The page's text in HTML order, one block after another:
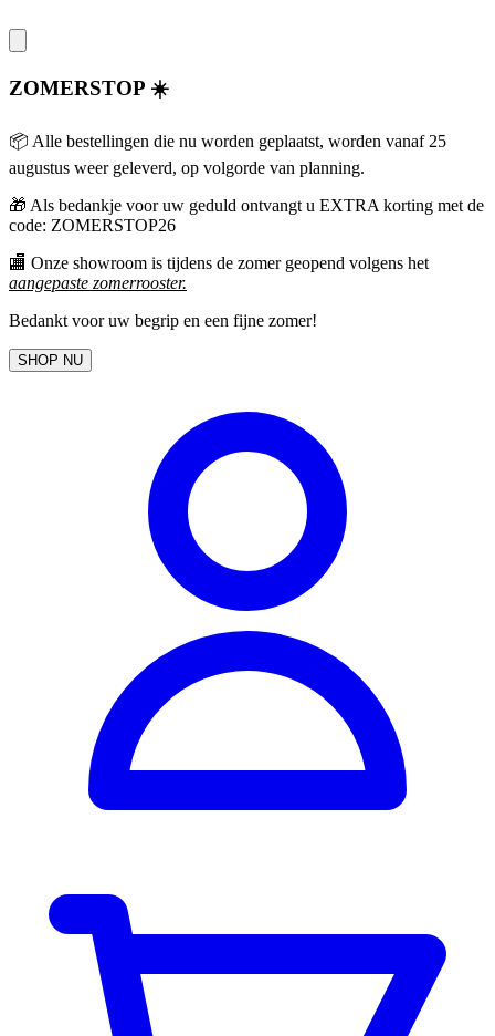
ZOMERSTOP ☀️
📦 Alle bestellingen die nu worden geplaatst, worden vanaf 25
augustus weer geleverd, op volgorde van planning.
🎁 Als bedankje voor uw geduld ontvangt u EXTRA korting met de
code: ZOMERSTOP26
🏬 Onze showroom is tijdens de zomer geopend volgens het
aangepaste zomerrooster.
Bedankt voor uw begrip en een fijne zomer!
SHOP NU